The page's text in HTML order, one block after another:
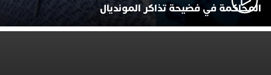
المحاكمة في فضيحة تذاكر المونديال